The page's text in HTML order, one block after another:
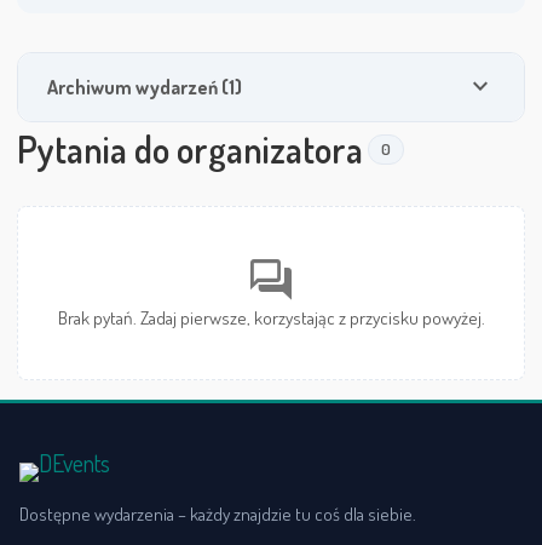
Archiwum wydarzeń (1) expand_more
Pytania do organizatora 0
forum
Brak pytań. Zadaj pierwsze, korzystając z przycisku powyżej.
Dostępne wydarzenia – każdy znajdzie tu coś dla siebie.